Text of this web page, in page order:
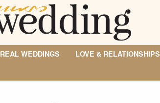
REAL WEDDINGS LOVE & RELATIONSHIPS